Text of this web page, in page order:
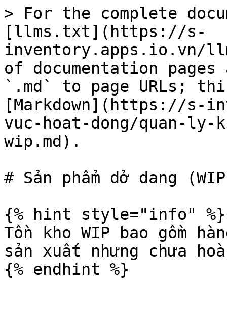
> For the complete
[llms.txt](https://s-
inventory.apps.io.vn/
of documentation
`.md` to page URLs;
[Markdown](https://s-
vuc-hoat-dong/quan-ly-
wip.md).
# Sản phẩm dở dang
{% hint style="info" %}
Tồn kho WIP bao gồm
sản xuất nhưng chưa